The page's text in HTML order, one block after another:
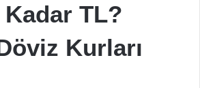
TL?
Kurları